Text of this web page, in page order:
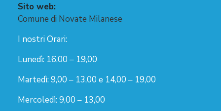
Sito web:
Comune di Novate Milanese
I nostri Orari:
Lunedì: 16,00 – 19,00
Martedì: 9,00 – 13,00 e 14,00 – 19,00
Mercoledì: 9,00 – 13,00